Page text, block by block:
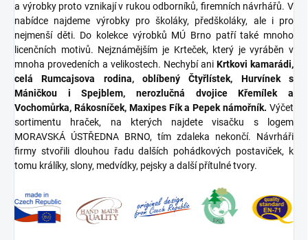
a výrobky proto vznikají v rukou odborníků, firemních návrhářů. V
nabídce najdeme výrobky pro školáky, předškoláky, ale i pro
nejmenší děti. Do kolekce výrobků MÚ Brno patří také mnoho
licenčních motivů. Nejznámějším je Krteček, který je vyráběn v
mnoha provedeních a velikostech. Nechybí ani Krtkovi kamarádi,
celá Rumcajsova rodina, oblíbený Čtyřlístek, Hurvínek s
Máničkou i Spejblem, nerozlučná dvojice Křemílek a
Vochomůrka, Rákosníček, Maxipes Fík a Pepek námořník. Výčet
sortimentu hraček, na kterých najdete visačku s logem
MORAVSKÁ ÚSTŘEDNA BRNO, tím zdaleka nekončí. Návrháři
firmy stvořili dlouhou řadu dalších pohádkových postaviček, k
tomu králíky, slony, medvídky, pejsky a další přítulné tvory.